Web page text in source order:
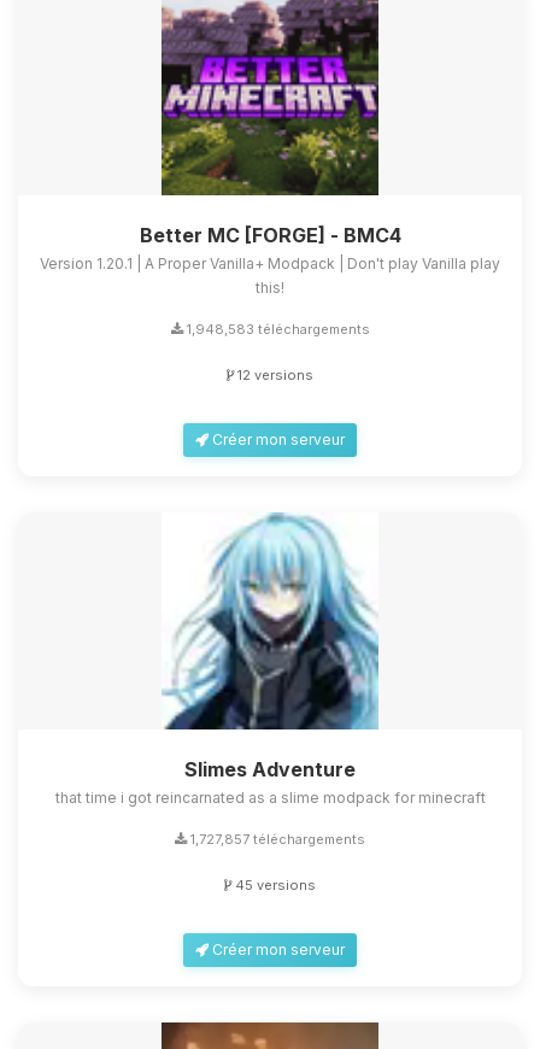
Better MC [FORGE] - BMC4
Version 1.20.1 | A Proper Vanilla+ Modpack | Don't play Vanilla play
this!
1,948,583 téléchargements
12 versions
Créer mon serveur
Slimes Adventure
that time i got reincarnated as a slime modpack for minecraft
1,727,857 téléchargements
45 versions
Créer mon serveur